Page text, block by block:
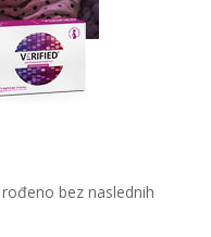
bez naslednih